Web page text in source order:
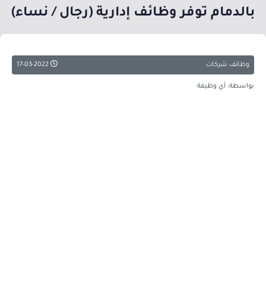
بالدمام توفر وظائف إدارية (رجال / نساء)
وظائف شركات
بواسطة: أي وظيفة